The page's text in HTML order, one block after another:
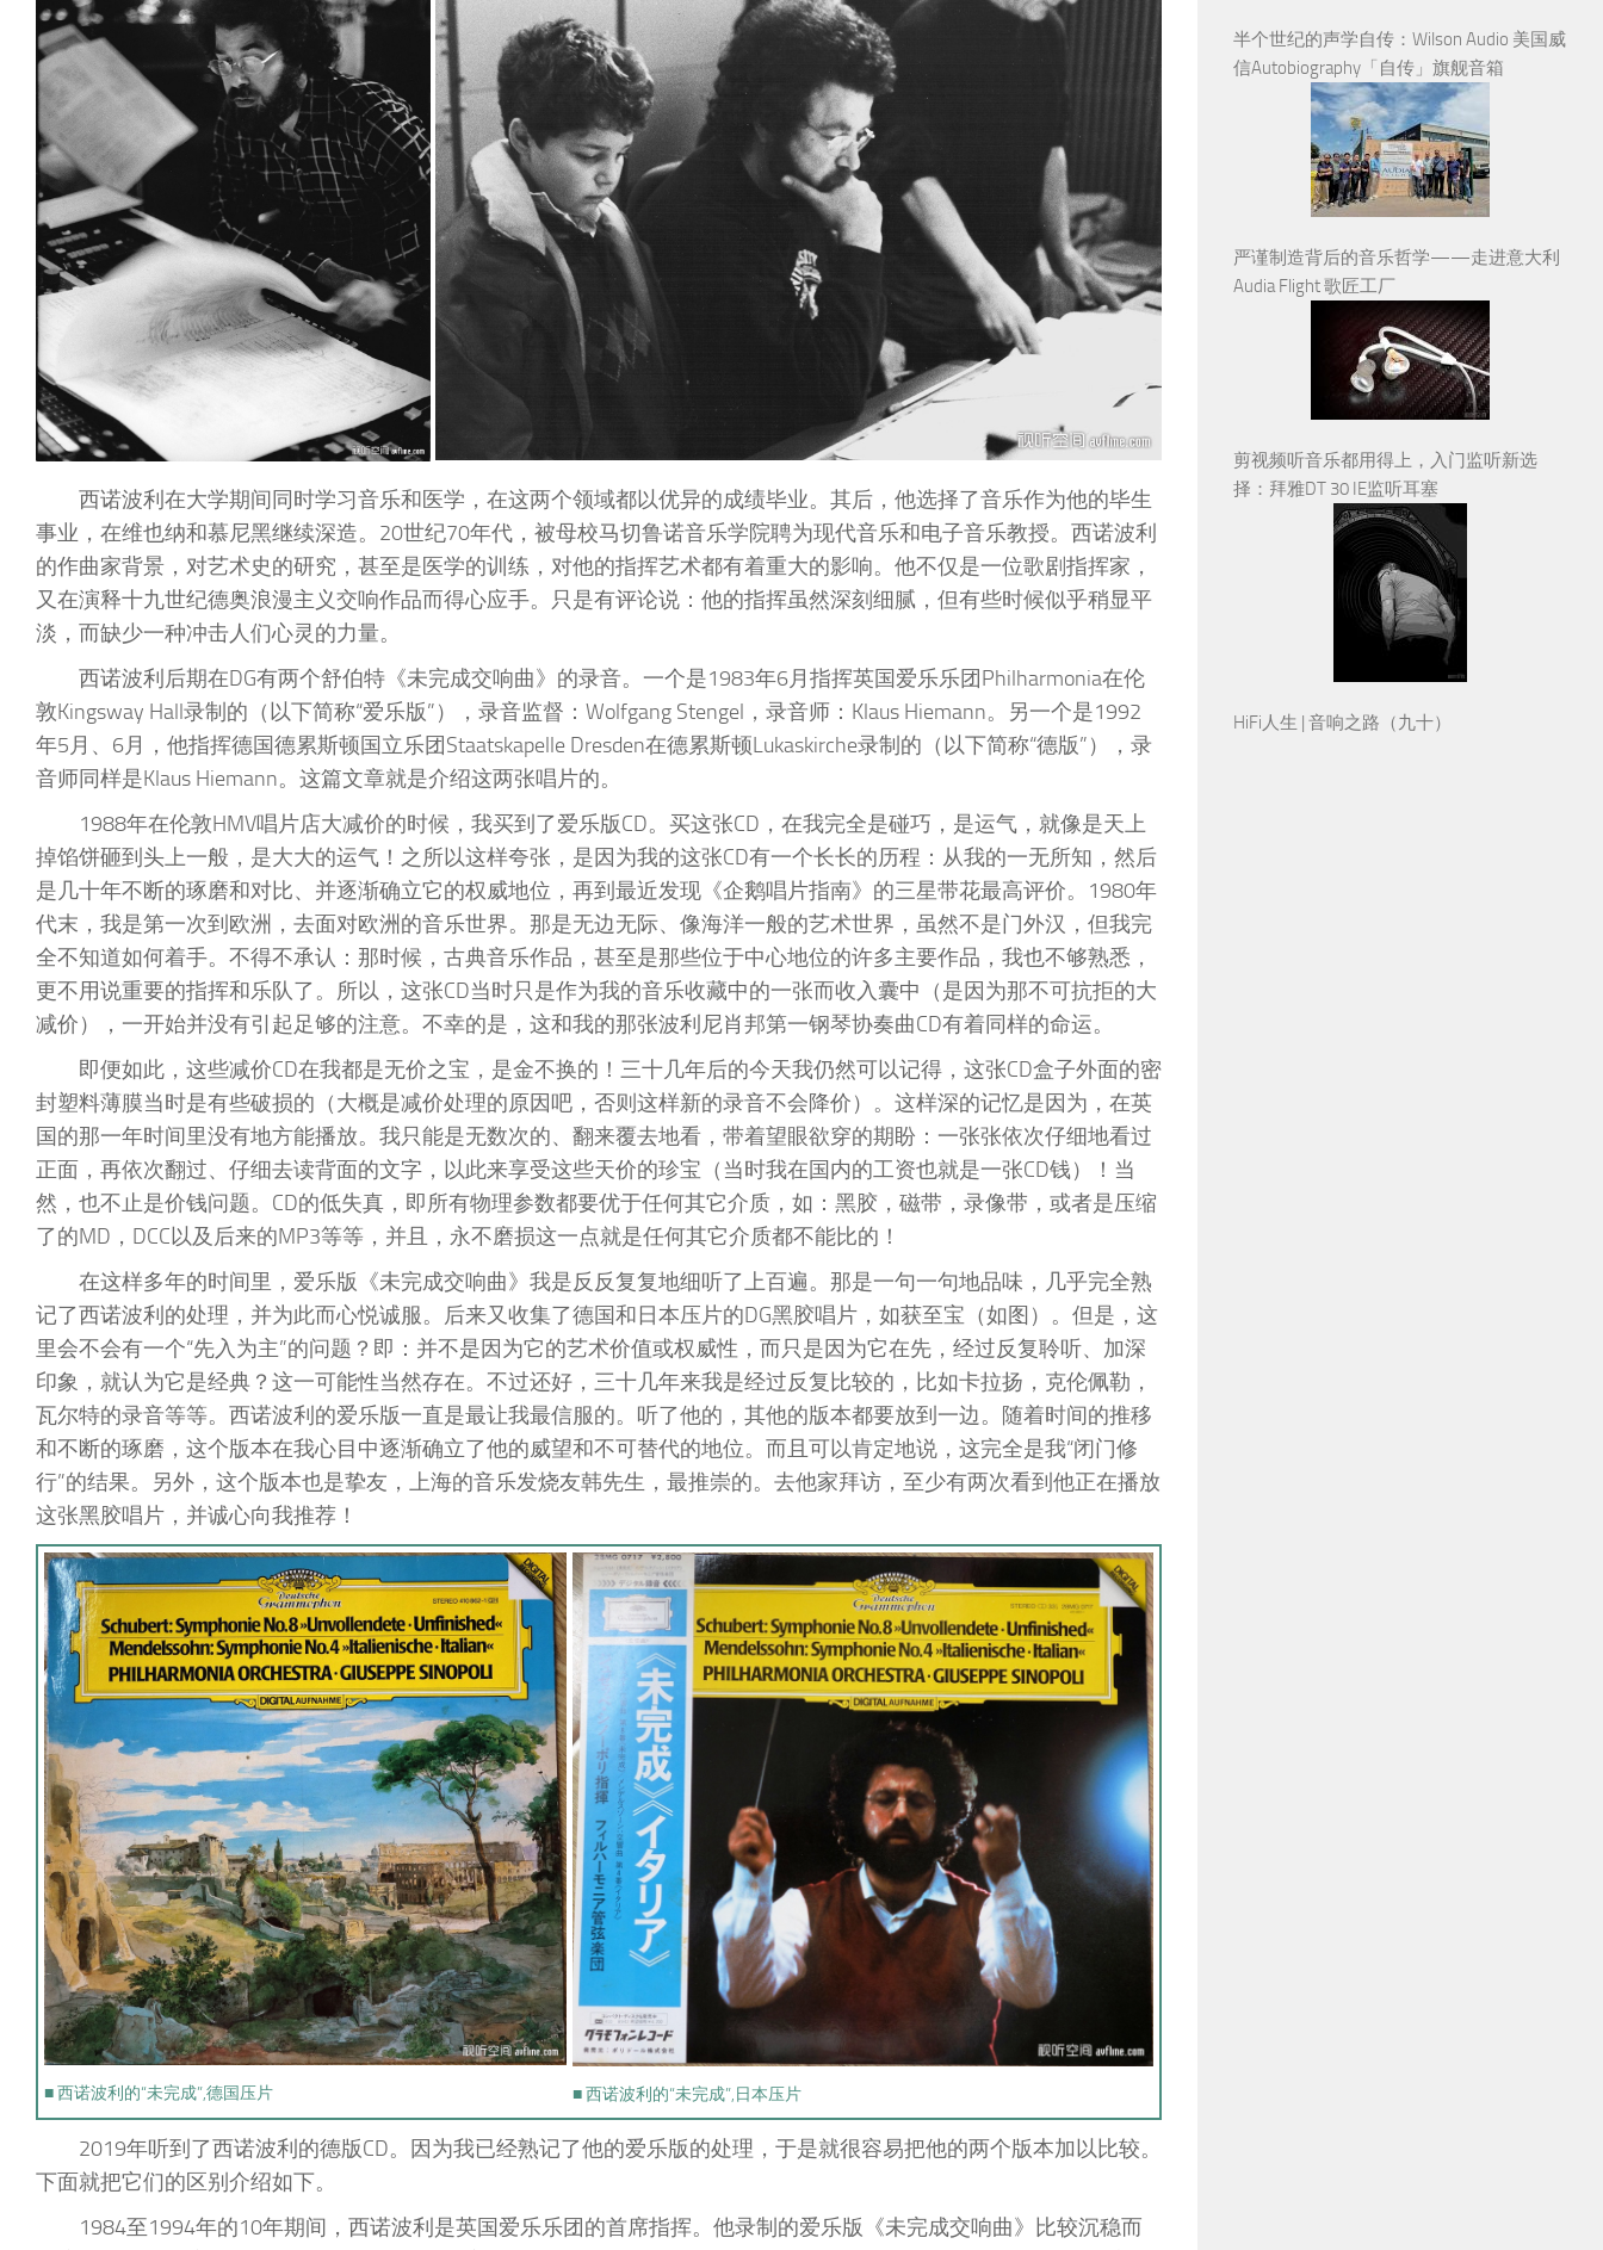
西诺波利在大学期间同时学习音乐和医学，在这两个领域都以优异的成绩毕业。其后，他选择了音乐作为他的毕生
事业，在维也纳和慕尼黑继续深造。20世纪70年代，被母校马切鲁诺音乐学院聘为现代音乐和电子音乐教授。西诺波利
的作曲家背景，对艺术史的研究，甚至是医学的训练，对他的指挥艺术都有着重大的影响。他不仅是一位歌剧指挥家，
又在演释十九世纪德奥浪漫主义交响作品而得心应手。只是有评论说：他的指挥虽然深刻细腻，但有些时候似乎稍显平
淡，而缺少一种冲击人们心灵的力量。
西诺波利后期在DG有两个舒伯特《未完成交响曲》的录音。一个是1983年6月指挥英国爱乐乐团Philharmonia在伦
敦Kingsway Hall录制的（以下简称“爱乐版”），录音监督：Wolfgang Stengel，录音师：Klaus Hiemann。另一个是1992
年5月、6月，他指挥德国德累斯顿国立乐团Staatskapelle Dresden在德累斯顿Lukaskirche录制的（以下简称“德版”），录
音师同样是Klaus Hiemann。这篇文章就是介绍这两张唱片的。
1988年在伦敦HMV唱片店大减价的时候，我买到了爱乐版CD。买这张CD，在我完全是碰巧，是运气，就像是天上
掉馅饼砸到头上一般，是大大的运气！之所以这样夸张，是因为我的这张CD有一个长长的历程：从我的一无所知，然后
是几十年不断的琢磨和对比、并逐渐确立它的权威地位，再到最近发现《企鹅唱片指南》的三星带花最高评价。1980年
代末，我是第一次到欧洲，去面对欧洲的音乐世界。那是无边无际、像海洋一般的艺术世界，虽然不是门外汉，但我完
全不知道如何着手。不得不承认：那时候，古典音乐作品，甚至是那些位于中心地位的许多主要作品，我也不够熟悉，
更不用说重要的指挥和乐队了。所以，这张CD当时只是作为我的音乐收藏中的一张而收入囊中（是因为那不可抗拒的大
减价），一开始并没有引起足够的注意。不幸的是，这和我的那张波利尼肖邦第一钢琴协奏曲CD有着同样的命运。
即便如此，这些减价CD在我都是无价之宝，是金不换的！三十几年后的今天我仍然可以记得，这张CD盒子外面的密
封塑料薄膜当时是有些破损的（大概是减价处理的原因吧，否则这样新的录音不会降价）。这样深的记忆是因为，在英
国的那一年时间里没有地方能播放。我只能是无数次的、翻来覆去地看，带着望眼欲穿的期盼：一张张依次仔细地看过
正面，再依次翻过、仔细去读背面的文字，以此来享受这些天价的珍宝（当时我在国内的工资也就是一张CD钱）！当
然，也不止是价钱问题。CD的低失真，即所有物理参数都要优于任何其它介质，如：黑胶，磁带，录像带，或者是压缩
了的MD，DCC以及后来的MP3等等，并且，永不磨损这一点就是任何其它介质都不能比的！
在这样多年的时间里，爱乐版《未完成交响曲》我是反反复复地细听了上百遍。那是一句一句地品味，几乎完全熟
记了西诺波利的处理，并为此而心悦诚服。后来又收集了德国和日本压片的DG黑胶唱片，如获至宝（如图）。但是，这
里会不会有一个“先入为主”的问题？即：并不是因为它的艺术价值或权威性，而只是因为它在先，经过反复聆听、加深
印象，就认为它是经典？这一可能性当然存在。不过还好，三十几年来我是经过反复比较的，比如卡拉扬，克伦佩勒，
瓦尔特的录音等等。西诺波利的爱乐版一直是最让我最信服的。听了他的，其他的版本都要放到一边。随着时间的推移
和不断的琢磨，这个版本在我心目中逐渐确立了他的威望和不可替代的地位。而且可以肯定地说，这完全是我“闭门修
行”的结果。另外，这个版本也是挚友，上海的音乐发烧友韩先生，最推崇的。去他家拜访，至少有两次看到他正在播放
这张黑胶唱片，并诚心向我推荐！
■ 西诺波利的“未完成”,德国压片 ■ 西诺波利的“未完成”,日本压片
2019年听到了西诺波利的德版CD。因为我已经熟记了他的爱乐版的处理，于是就很容易把他的两个版本加以比较。
下面就把它们的区别介绍如下。
1984至1994年的10年期间，西诺波利是英国爱乐乐团的首席指挥。他录制的爱乐版《未完成交响曲》比较沉稳而
半个世纪的声学自传：Wilson Audio 美国威
信Autobiography「自传」旗舰音箱
严谨制造背后的音乐哲学——走进意大利
Audia Flight 歌匠工厂
剪视频听音乐都用得上，入门监听新选
择：拜雅DT 30 IE监听耳塞
HiFi人生 | 音响之路（九十）